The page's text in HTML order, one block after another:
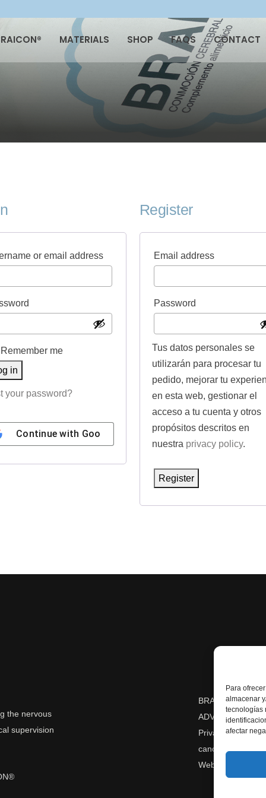
Para
almacenar
tecnologías
afectar
MATERIALS SHOP FAQS CONTACT
or email address
u
i
r
d
Remember me
in
your password?
Continue with Google
Register
Email address
u
r
e
Password
u
i
r
e
Tus datos personales se
utilizarán para procesar tu
pedido, mejorar tu
en esta web, gestionar el
acceso a tu cuenta y otros
propósitos descritos en
nuestra privacy policy.
Register
the nervous
supervision
BRAICON® 2026
ADVANCED
Privacy Policy-
cancellation/
Web design: